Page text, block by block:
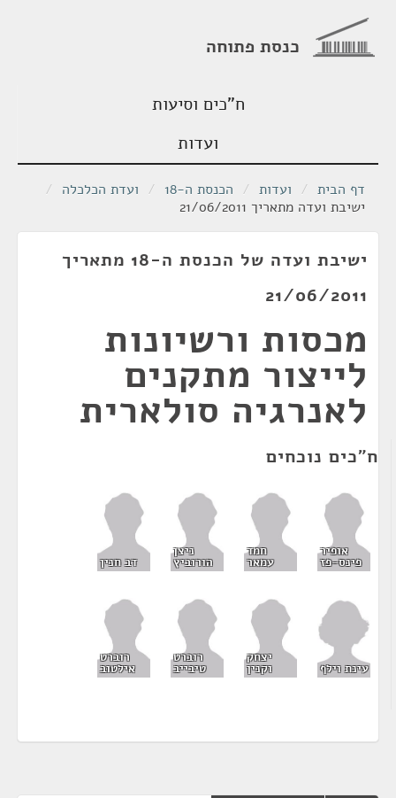
כנסת פתוחה
ח"כים וסיעות
ועדות
דף הבית / ועדות / הכנסת ה-18 / ועדת הכלכלה /
ישיבת ועדה מתאריך 21/06/2011
ישיבת ועדה של הכנסת ה-18 מתאריך
21/06/2011
מכסות ורשיונות
לייצור מתקנים
לאנרגיה סולארית
ח"כים נוכחים
אופיר
פינס-פז
חמד
עמאר
ניצן
הורוביץ דב חנין
עינת וילף
יצחק
וקנין
רוברט
טיבייב
רוברט
אילטוב